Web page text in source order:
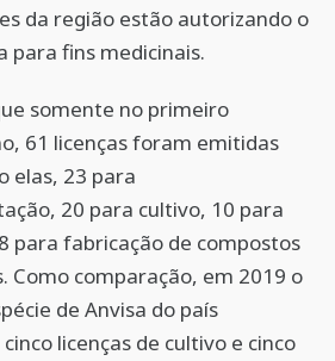
da região estão autorizando o
para fins medicinais.
somente no primeiro
61 licenças foram emitidas
elas, 23 para
20 para cultivo, 10 para
para fabricação de compostos
Como comparação, em 2019 o
de Anvisa do país
licenças de cultivo e cinco